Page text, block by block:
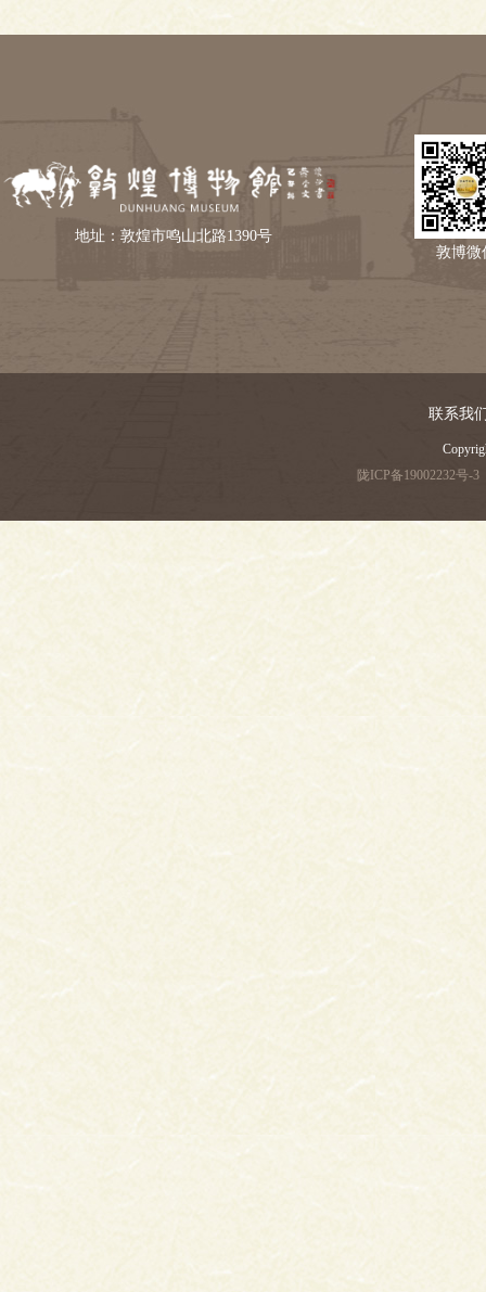
地址：敦煌市鸣山北路1390号
敦博微
联系我
陇ICP备19002232号-3